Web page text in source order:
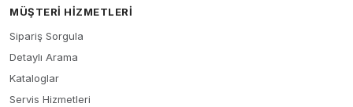
MÜŞTERI HIZMETLERI
Sipariş Sorgula
Detaylı Arama
Kataloglar
Servis Hizmetleri